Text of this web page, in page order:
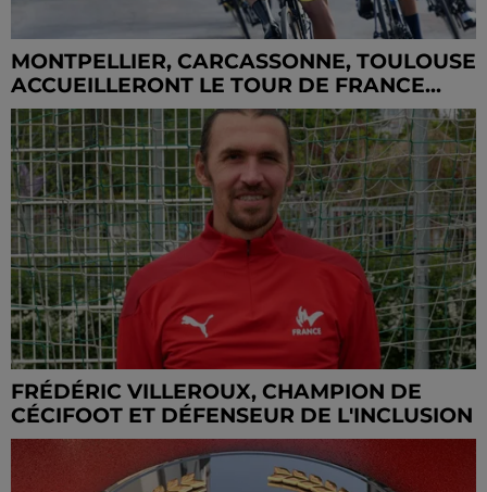
MONTPELLIER, CARCASSONNE, TOULOUSE
ACCUEILLERONT LE TOUR DE FRANCE...
FRÉDÉRIC VILLEROUX, CHAMPION DE
CÉCIFOOT ET DÉFENSEUR DE L'INCLUSION